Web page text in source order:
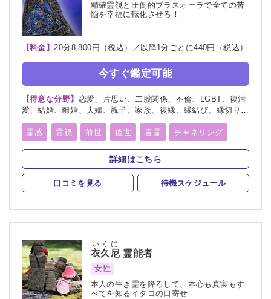
精確霊視と圧倒的プラスオーラで全ての苦
悩を幸福に転化させる！
【料金】20分8,800円（税込）／以降1分ごとに440円（税込）
今すぐ鑑定可能
【得意な分野】 恋愛、片思い、二股関係、不倫、LGBT、復活
愛、結婚、離婚、夫婦、親子、家族、復縁、縁結び、縁切り、
介護、健康、金運、仕事、引越し、開運、教育、過去、浮気、
総合運、運勢、心霊相談、命名、改名
霊感 霊視 前世 後世 言霊 チャネリング
オーラリーディング 守護霊 縁結び 縁切り
祈願 祈祷 波動修正 チャクラ
スピリチュアルカウンセリング 霊符
詳細はこちら
口コミを見る 待機スケジュール
衣久尼
いくに
霊能者
女性
本人の生き霊を降ろして、本心も真実もす
べてを知るイタコの口寄せ